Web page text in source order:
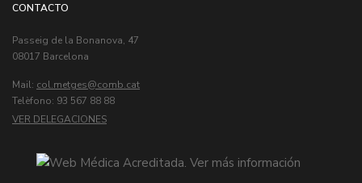
CONTACTO
Passeig de la Bonanova, 47
08017 Barcelona
Mail: col.metges
Telèfono: 93 567 88 88
VER DELEGACIONES